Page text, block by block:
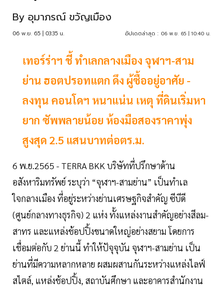
By อุมาภรณ์ ขวัญเมือง
06 พ.ย. 65 | 03:35 น. อัปเดตล่าสุด : 06 พ.ย. 65 | 10:40 น.
เทอร์ร่าฯ ชี้ ทำเลกลางเมือง จุฬาฯ-สาม
ย่าน ฮอตปรอทแตก ดึง ผู้ซื้ออยู่อาศัย -
ลงทุน คอนโดฯ หนาแน่น เหตุ ที่ดินเริ่มหา
ยาก ซัพพลายน้อย ห้องมือสองราคาพุ่ง
สูงสุด 2.5 แสนบาทต่อตร.ม.
6 พ.ย.2565 - TERRA BKK บริษัทที่ปรึกษาด้าน
อสังหาริมทรัพย์ ระบุว่า “จุฬาฯ-สามย่าน” เป็นทำเล
ใจกลางเมือง ที่อยู่ระหว่างย่านเศรษฐกิจสำคัญ ซีบีดี
(ศูนย์กลางทางธุรกิจ) 2 แห่ง ทั้งแหล่งงานสำคัญอย่างสีลม-
สาทร และแหล่งช้อปปิ้งขนาดใหญ่อย่างสยาม โดยการ
เชื่อมต่อกับ 2 ย่านนี้ ทำให้ปัจุจุบัน จุฬาฯ-สามย่าน เป็น
ย่านที่มีความหลากหลาย ผสมผสานกันระหว่างแหล่งไลฟ์
สไตล์, แหล่งช้อปปิ้ง, สถาบันศึกษา และอาคารสำนักงาน